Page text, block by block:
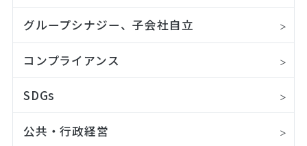
グループシナジー、子会社自立
コンプライアンス
SDGs
公共・行政経営